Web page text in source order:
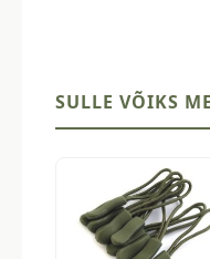
SULLE VÕIKS